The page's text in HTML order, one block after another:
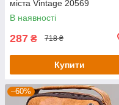
міста Vintage 20569
Коричнева
В наявності
287 ₴ 718 ₴
Купити
–60%